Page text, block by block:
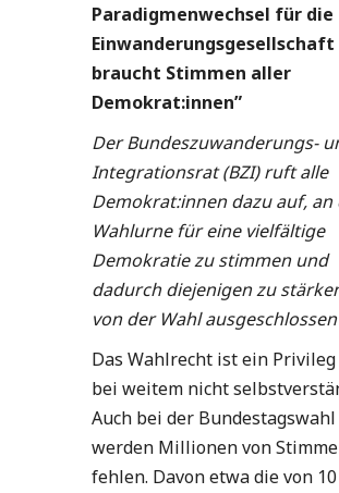
Paradigmenwechsel für die
Einwanderungsgesellschaft
braucht Stimmen aller
Demokrat:innen”
Der Bundeszuwanderungs-
Integrationsrat (BZI) ruft alle
Demokrat:innen dazu auf, an
Wahlurne für eine vielfältige
Demokratie zu stimmen und
dadurch diejenigen zu
von der Wahl
Das Wahlrecht ist ein
bei weitem nicht
Auch bei der Bundestagswahl
werden Millionen von
fehlen. Davon etwa die von 10